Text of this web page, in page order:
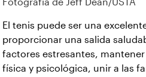
Fotografía de Jeff Dean/USTA
El tenis puede ser una
proporcionar una salida
factores estresantes,
física y psicológica, unir a las